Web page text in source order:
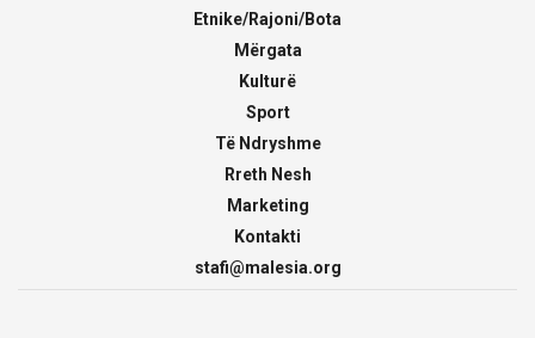
Etnike/Rajoni/Bota
Mërgata
Kulturë
Sport
Të Ndryshme
Rreth Nesh
Marketing
Kontakti
stafi@malesia.org